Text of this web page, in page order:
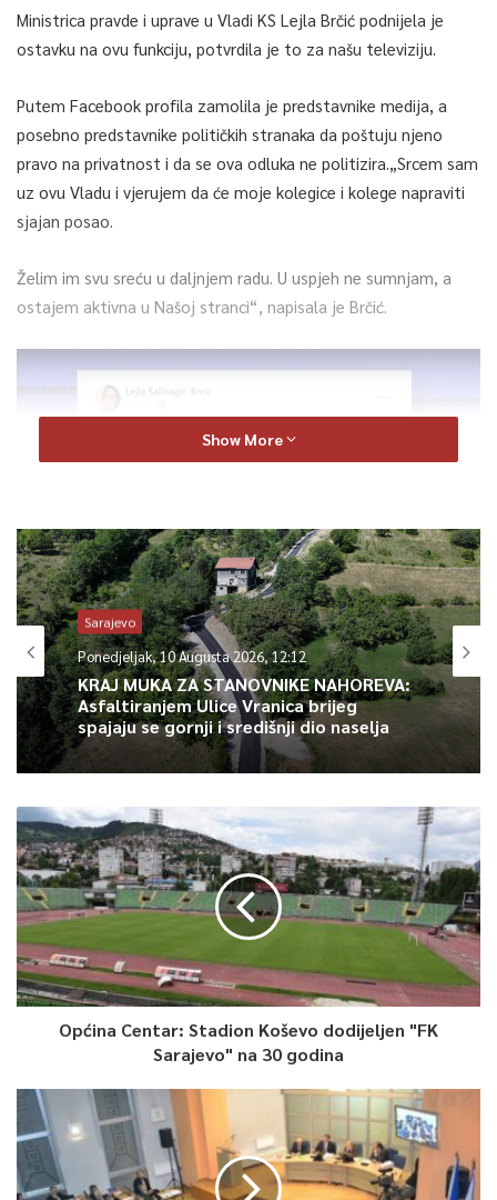
Ministrica pravde i uprave u Vladi KS Lejla Brčić podnijela je
ostavku na ovu funkciju, potvrdila je to za našu televiziju.
Putem Facebook profila zamolila je predstavnike medija, a
posebno predstavnike političkih stranaka da poštuju njeno
pravo na privatnost i da se ova odluka ne politizira.„Srcem sam
uz ovu Vladu i vjerujem da će moje kolegice i kolege napraviti
sjajan posao.
Želim im svu sreću u daljnjem radu. U uspjeh ne sumnjam, a
ostajem aktivna u Našoj stranci“, napisala je Brčić.
Article Rating
Show More
Sarajevo
Ponedjeljak, 10 Augusta 2026, 12:12
KRAJ MUKA ZA STANOVNIKE NAHOREVA:
Asfaltiranjem Ulice Vranica brijeg
spajaju se gornji i središnji dio naselja
Općina Centar: Stadion Koševo dodijeljen "FK
Sarajevo" na 30 godina